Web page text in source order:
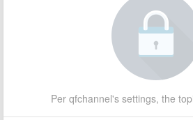
Per qfchannel's settings, the